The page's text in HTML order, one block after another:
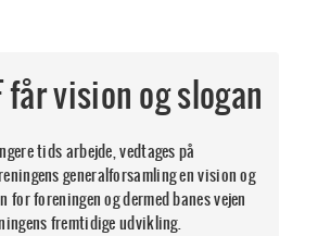
får vision og slogan
tids arbejde, vedtages på
generalforsamling en vision og
for foreningen og dermed banes vejen
fremtidige udvikling.